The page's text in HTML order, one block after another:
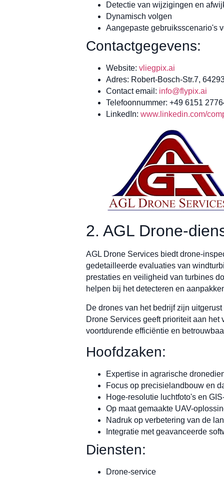
Detectie van wijzigingen en
Dynamisch volgen
Aangepaste gebruiksscenario's
Contactgegevens:
Website: vliegpix.ai
Adres: Robert-Bosch-Str.7,
Contact email: info@flypix.ai
Telefoonnummer: +49 6151
LinkedIn: www.linkedin.com/
2. AGL Drone-
AGL Drone Services biedt drone-
gedetailleerde evaluaties van
prestaties en veiligheid van turbines
helpen bij het detecteren en
De drones van het bedrijf zijn
Drone Services geeft prioriteit aan
voortdurende efficiëntie en
Hoofdzaken:
Expertise in agrarische
Focus op precisielandbouw en
Hoge-resolutie luchtfoto's en
Op maat gemaakte UAV-
Nadruk op verbetering van de
Integratie met geavanceerde
Diensten:
Drone-service